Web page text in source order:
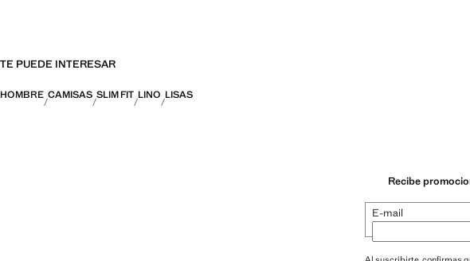
TE PUEDE INTERESAR
HOMBRE CAMISAS SLIM FIT LINO LISAS
Recibe
E-mail